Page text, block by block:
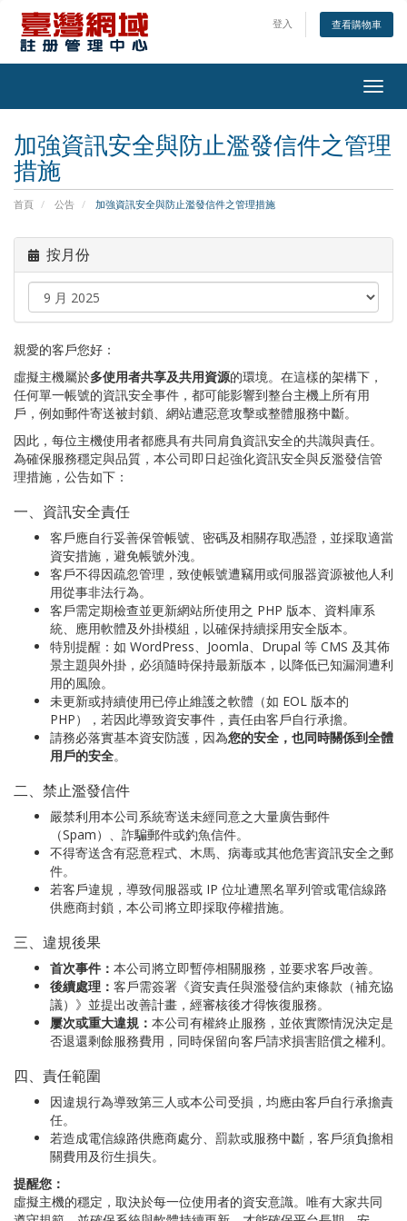
登入 查看購物車
加強資訊安全與防止濫發信件之管理
措施
首頁 公告 加強資訊安全與防止濫發信件之管理措施
按月份
親愛的客戶您好：
虛擬主機屬於多使用者共享及共用資源的環境。在這樣的架構下，
任何單一帳號的資訊安全事件，都可能影響到整台主機上所有用
戶，例如郵件寄送被封鎖、網站遭惡意攻擊或整體服務中斷。
因此，每位主機使用者都應具有共同肩負資訊安全的共識與責任。
為確保服務穩定與品質，本公司即日起強化資訊安全與反濫發信管
理措施，公告如下：
一、資訊安全責任
客戶應自行妥善保管帳號、密碼及相關存取憑證，並採取適當
資安措施，避免帳號外洩。
客戶不得因疏忽管理，致使帳號遭竊用或伺服器資源被他人利
用從事非法行為。
客戶需定期檢查並更新網站所使用之 PHP 版本、資料庫系
統、應用軟體及外掛模組，以確保持續採用安全版本。
特別提醒：如 WordPress、Joomla、Drupal 等 CMS 及其佈
景主題與外掛，必須隨時保持最新版本，以降低已知漏洞遭利
用的風險。
未更新或持續使用已停止維護之軟體（如 EOL 版本的
PHP），若因此導致資安事件，責任由客戶自行承擔。
請務必落實基本資安防護，因為您的安全，也同時關係到全體
用戶的安全。
二、禁止濫發信件
嚴禁利用本公司系統寄送未經同意之大量廣告郵件
（Spam）、詐騙郵件或釣魚信件。
不得寄送含有惡意程式、木馬、病毒或其他危害資訊安全之郵
件。
若客戶違規，導致伺服器或 IP 位址遭黑名單列管或電信線路
供應商封鎖，本公司將立即採取停權措施。
三、違規後果
首次事件： 本公司將立即暫停相關服務，並要求客戶改善。
後續處理： 客戶需簽署《資安責任與濫發信約束條款（補充協
議）》並提出改善計畫，經審核後才得恢復服務。
屢次或重大違規： 本公司有權終止服務，並依實際情況決定是
否退還剩餘服務費用，同時保留向客戶請求損害賠償之權利。
四、責任範圍
因違規行為導致第三人或本公司受損，均應由客戶自行承擔責
任。
若造成電信線路供應商處分、罰款或服務中斷，客戶須負擔相
關費用及衍生損失。
提醒您：
虛擬主機的穩定，取決於每一位使用者的資安意識。唯有大家共同